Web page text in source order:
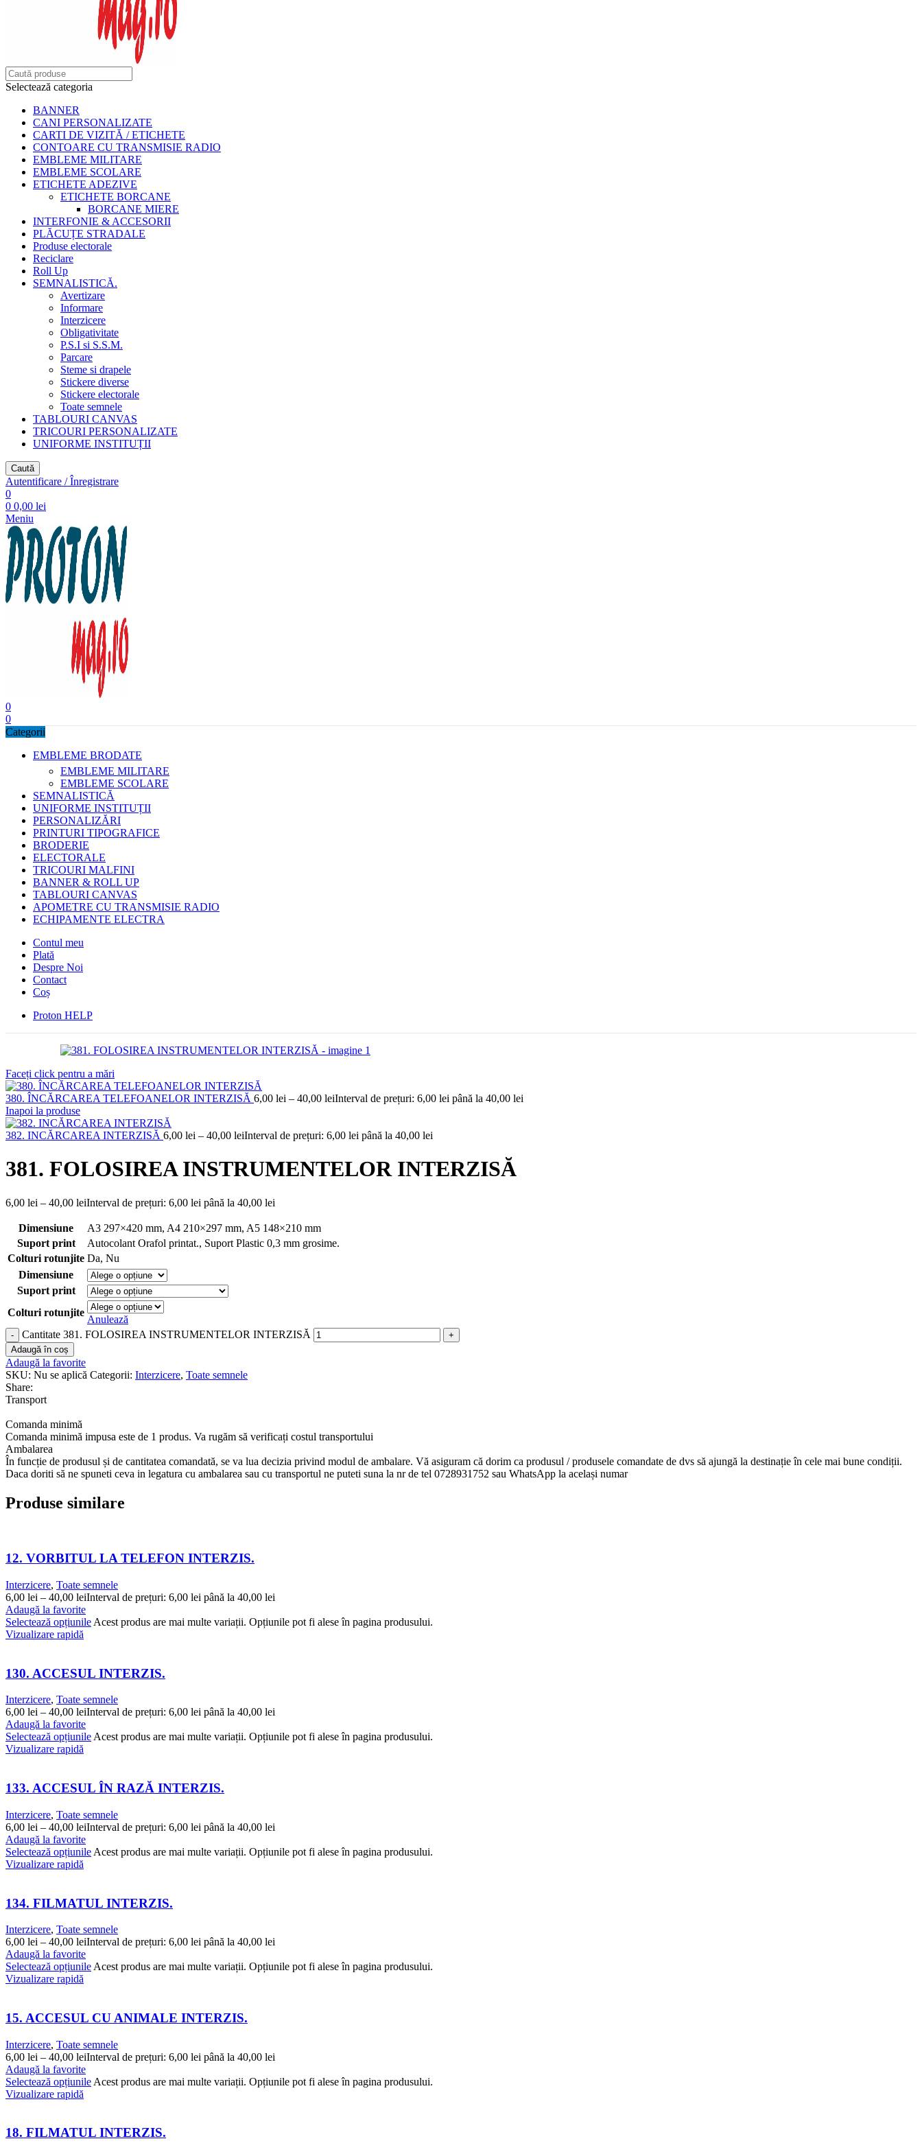
Selectează categoria
BANNER
CANI PERSONALIZATE
CARTI DE VIZITĂ / ETICHETE
CONTOARE CU TRANSMISIE RADIO
EMBLEME MILITARE
EMBLEME SCOLARE
ETICHETE ADEZIVE
ETICHETE BORCANE
BORCANE MIERE
INTERFONIE & ACCESORII
PLĂCUȚE STRADALE
Produse electorale
Reciclare
Roll Up
SEMNALISTICĂ.
Avertizare
Informare
Interzicere
Obligativitate
P.S.I si S.S.M.
Parcare
Steme si drapele
Stickere diverse
Stickere electorale
Toate semnele
TABLOURI CANVAS
TRICOURI PERSONALIZATE
UNIFORME INSTITUȚII
Caută
Autentificare / Înregistrare
0
0 0,00 lei
Meniu
0
0
Categorii
EMBLEME BRODATE
EMBLEME MILITARE
EMBLEME SCOLARE
SEMNALISTICĂ
UNIFORME INSTITUȚII
PERSONALIZĂRI
PRINTURI TIPOGRAFICE
BRODERIE
ELECTORALE
TRICOURI MALFINI
BANNER & ROLL UP
TABLOURI CANVAS
APOMETRE CU TRANSMISIE RADIO
ECHIPAMENTE ELECTRA
Contul meu
Plată
Despre Noi
Contact
Coș
Proton HELP
Faceți click pentru a mări
380. ÎNCĂRCAREA TELEFOANELOR INTERZISĂ 6,00 lei – 40,00 leiInterval de prețuri: 6,00 lei până la 40,00 lei
Inapoi la produse
382. INCĂRCAREA INTERZISĂ 6,00 lei – 40,00 leiInterval de prețuri: 6,00 lei până la 40,00 lei
381. FOLOSIREA INSTRUMENTELOR INTERZISĂ
6,00 lei – 40,00 leiInterval de prețuri: 6,00 lei până la 40,00 lei
Dimensiune A3 297×420 mm, A4 210×297 mm, A5 148×210 mm
Suport print
Autocolant Orafol printat., Suport Plastic 0,3 mm grosime.
Colturi rotunjite Da, Nu
Dimensiune
Suport print
Colturi rotunjite
Anulează
Cantitate 381. FOLOSIREA INSTRUMENTELOR INTERZISĂ
Adaugă în coș
Adaugă la favorite
SKU: Nu se aplică Categorii: Interzicere, Toate semnele
Share:
Transport
Comanda minimă
Comanda minimă impusa este de 1 produs. Va rugăm să verificați costul transportului
Ambalarea
În funcție de produsul și de cantitatea comandată, se va lua decizia privind modul de ambalare. Vă asiguram că dorim ca produsul / produsele comandate de dvs să ajungă la destinație în cele mai bune condiții.
Daca doriti să ne spuneti ceva in legatura cu ambalarea sau cu transportul ne puteti suna la nr de tel 0728931752 sau WhatsApp la același numar
Produse similare
12. VORBITUL LA TELEFON INTERZIS.
Interzicere, Toate semnele
6,00 lei – 40,00 leiInterval de prețuri: 6,00 lei până la 40,00 lei
Adaugă la favorite
Selectează opțiunile Acest produs are mai multe variații. Opțiunile pot fi alese în pagina produsului.
Vizualizare rapidă
130. ACCESUL INTERZIS.
Interzicere, Toate semnele
6,00 lei – 40,00 leiInterval de prețuri: 6,00 lei până la 40,00 lei
Adaugă la favorite
Selectează opțiunileAcest produs are mai multe variații. Opțiunile pot fi alese în pagina produsului.
Vizualizare rapidă
133. ACCESUL ÎN RAZĂ INTERZIS.
Interzicere, Toate semnele
6,00 lei – 40,00 leiInterval de prețuri: 6,00 lei până la 40,00 lei
Adaugă la favorite
Selectează opțiunile Acest produs are mai multe variații. Opțiunile pot fi alese în pagina produsului.
Vizualizare rapidă
134. FILMATUL INTERZIS.
Interzicere, Toate semnele
6,00 lei – 40,00 leiInterval de prețuri: 6,00 lei până la 40,00 lei
Adaugă la favorite
Selectează opțiunile Acest produs are mai multe variații. Opțiunile pot fi alese în pagina produsului.
Vizualizare rapidă
15. ACCESUL CU ANIMALE INTERZIS.
Interzicere, Toate semnele
6,00 lei – 40,00 leiInterval de prețuri: 6,00 lei până la 40,00 lei
Adaugă la favorite
Selectează opțiunile Acest produs are mai multe variații. Opțiunile pot fi alese în pagina produsului.
Vizualizare rapidă
18. FILMATUL INTERZIS.